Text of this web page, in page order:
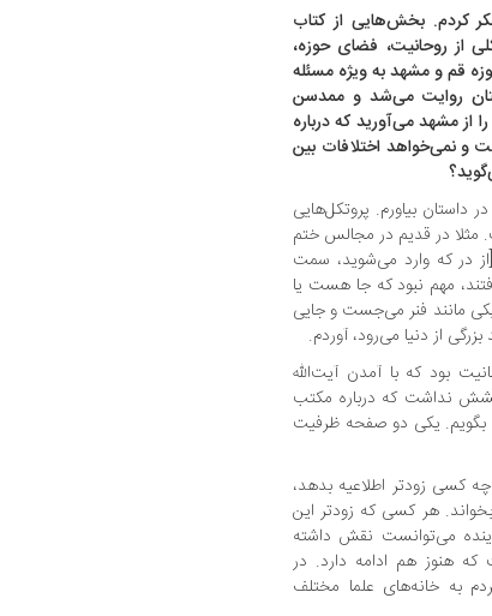
کردم. بخش‌هایی از کتاب
از روحانیت، فضای حوزه،
قم و مشهد به ویژه مسئله
روایت می‌شد و ممدسن
از مشهد می‌آورید که درباره
و نمی‌خواهد اختلافات بین
داستان بیاورم. پروتکل‌هایی
در قدیم در مجالس ختم
در که وارد می‌شوید، سمت
مهم نبود که جا هست یا
مانند فنر می‌جست و جایی
از دنیا می‌رود، آوردم.
بود که با آمدن آیت‌الله
نداشت که درباره مکتب
بگویم. یکی دو صفحه ظرفیت
چه کسی زودتر اطلاعیه بدهد،
هر کسی که زودتر این
می‌توانست نقش داشته
هنوز هم ادامه دارد. در
تقلید می‌میرد، ۶ صبح، مردم به خانه‌های علما مختلف